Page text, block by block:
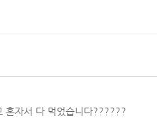
혼자서 다 먹었습니다??????